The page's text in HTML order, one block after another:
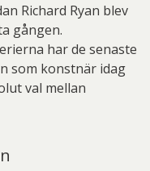
Richard Ryan blev
gången.
har de senaste
som konstnär idag
val mellan